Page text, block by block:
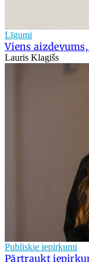
Līgumi
Viens
Lauris Klagišs
Publiskie iepirkumi
Pārtraukt